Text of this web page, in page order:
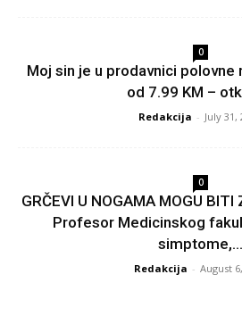
0
Moj sin je u prodavnici polovne
od 7.99 KM –
Redakcija - July 31,
0
GRČEVI U NOGAMA MOGU BITI
Profesor Medicinskog
simptome,...
Redakcija - August